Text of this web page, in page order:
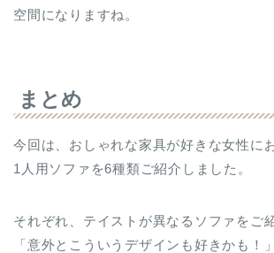
空間になりますね。
まとめ
今回は、おしゃれな家具が好きな女性に
1人用ソファを6種類ご紹介しました。
それぞれ、テイストが異なるソファをご
「意外とこういうデザインも好きかも！